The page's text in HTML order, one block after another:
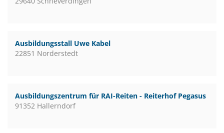
Ausbildungsstall Uwe Kabel
22851 Norderstedt
Ausbildungszentrum für RAI-Reiten - Reiterhof Pegasus
91352 Hallerndorf